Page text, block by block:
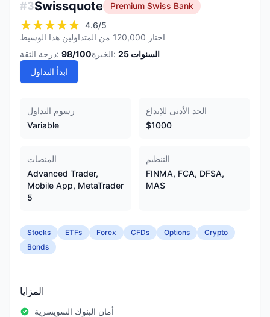
#3Swissquote
Premium Swiss Bank
4.6/5
اختار 120,000 من المتداولين هذا الوسيط
درجة الثقة: 98/100 الخبرة: 25 السنوات
ابدأ التداول
رسوم التداول
Variable
الحد الأدنى للإيداع
$1000
المنصات
Advanced Trader,
Mobile App, MetaTrader
5
التنظيم
FINMA, FCA, DFSA,
MAS
Stocks ETFs Forex CFDs Options
Crypto
Bonds
المزايا
أمان البنوك السويسرية